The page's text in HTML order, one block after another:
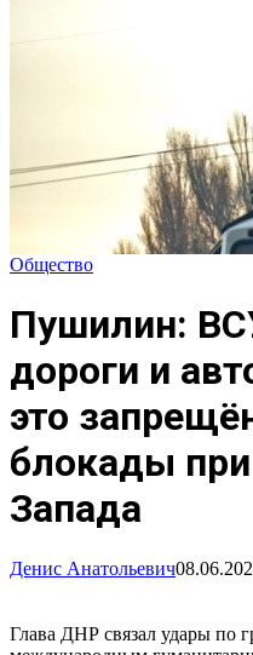
Общество
Пушилин:
дороги и
это
блокады
Запада
Денис Анатольевич
Глава ДНР связал удары по